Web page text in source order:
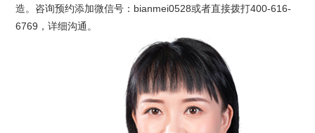
造。咨询预约添加微信号：bianmei0528或者直接拨打400-616-
6769，详细沟通。